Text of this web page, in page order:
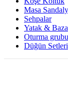
Masa
Sehpalar
Yatak & Baza
Oturma grubu
Düğün Setleri